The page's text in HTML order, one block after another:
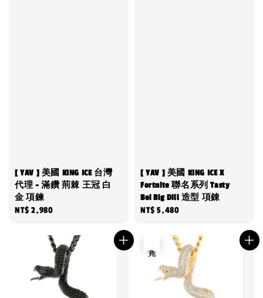
[ YAV ] 美國 KING ICE 台灣
代理 - 滿鑽 荊棘 王冠 白
金 項鍊
Regular
NT$ 2,980
[ YAV ] 美國 KING ICE X
Fortnite 聯名系列 Tasty
Boi Big Dill 造型 項錬
Regular
NT$ 5,480